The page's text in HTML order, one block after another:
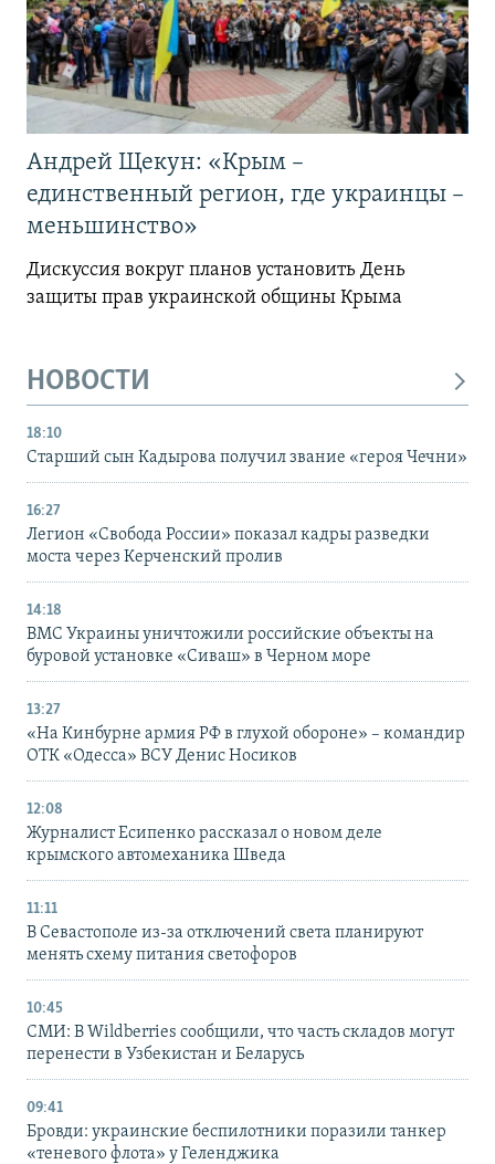
Андрей Щекун: «Крым –
единственный регион, где украинцы –
меньшинство»
Дискуссия вокруг планов установить День
защиты прав украинской общины Крыма
НОВОСТИ
18:10
Старший сын Кадырова получил звание «героя Чечни»
16:27
Легион «Свобода России» показал кадры разведки
моста через Керченский пролив
14:18
ВМС Украины уничтожили российские объекты на
буровой установке «Сиваш» в Черном море
13:27
«На Кинбурне армия РФ в глухой обороне» – командир
ОТК «Одесса» ВСУ Денис Носиков
12:08
Журналист Есипенко рассказал о новом деле
крымского автомеханика Шведа
11:11
В Севастополе из-за отключений света планируют
менять схему питания светофоров
10:45
СМИ: В Wildberries сообщили, что часть складов могут
перенести в Узбекистан и Беларусь
09:41
Бровди: украинские беспилотники поразили танкер
«теневого флота» у Геленджика